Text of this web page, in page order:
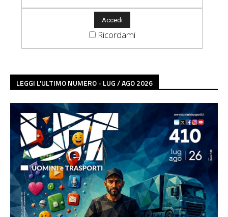
Ricordami
LEGGI L'ULTIMO NUMERO - LUG / AGO 2026